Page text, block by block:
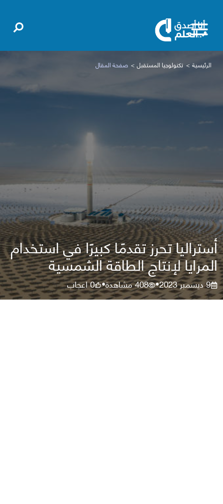
الرئيسية تكنولوجيا المستقبل صفحة المقال
أستراليا تحرز تقدمًا كبيرًا في استخدام
المرايا لإنتاج الطاقة الشمسية
9 ديسمبر 2023 •
408مشاهدة•
0اعجاب